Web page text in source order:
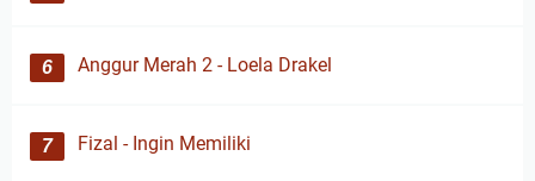
Anggur Merah 2 - Loela Drakel
Fizal - Ingin Memiliki